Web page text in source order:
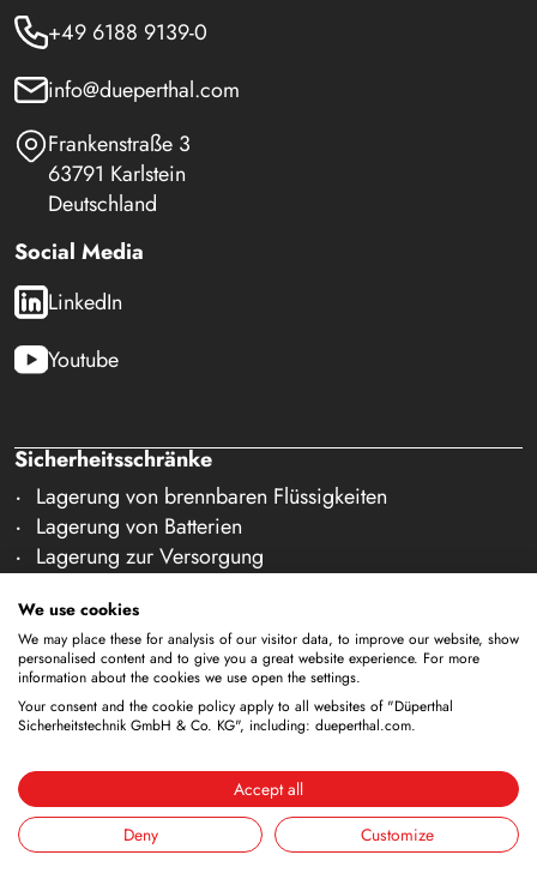
+49 6188 9139-0
info@dueperthal.com
Frankenstraße 3
63791 Karlstein
Deutschland
Social Media
LinkedIn
Youtube
Sicherheitsschränke
Lagerung von brennbaren Flüssigkeiten
Lagerung von Batterien
Lagerung zur Versorgung
Lagerung mit integrierter Entsorgung
Gekühlte Lagerung
Kombinierte Lagerung
Lagerung in Reinräumen
Lagerung von nicht brennbaren Medien
Galerie Zubehör
Sicherheitsausstattung
ANA-Systeme (DÜANA)
We use cookies
We may place these for analysis of our visitor data, to improve our website, show
personalised content and to give you a great website experience. For more
information about the cookies we use open the settings.
Your consent and the cookie policy apply to all websites of "Düperthal
Sicherheitstechnik GmbH & Co. KG", including: dueperthal.com.
Accept all
Deny
Customize